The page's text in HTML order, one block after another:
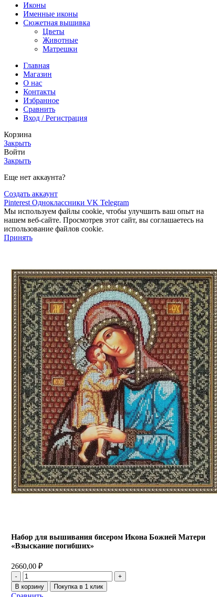
Иконы
Именные иконы
Сюжетная вышивка
Цветы
Животные
Матрешки
Главная
Магазин
О нас
Контакты
Избранное
Сравнить
Вход / Регистрация
Корзина
Закрыть
Войти
Закрыть
Еще нет аккаунта?
Создать аккаунт
Pinterest Одноклассники VK Telegram
Мы используем файлы cookie, чтобы улучшить ваш опыт на
нашем веб-сайте. Просмотрев этот сайт, вы соглашаетесь на
использование файлов cookie.
Принять
Набор для вышивания бисером Икона Божией Матери
«Взыскание погибших»
2660,00 ₽
В корзину Покупка в 1 клик